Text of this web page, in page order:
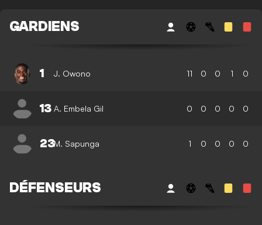
GARDIENS
1 J. Owono 11 0 0 1 0
13 A. Embela Gil 0 0 0 0 0
23M. Sapunga 1 0 0 0 0
DÉFENSEURS